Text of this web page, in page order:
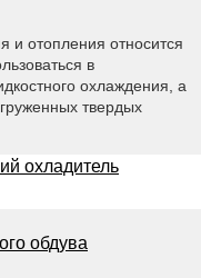
и отопления относится
в
охлаждения, а
твердых
охладитель
обдува